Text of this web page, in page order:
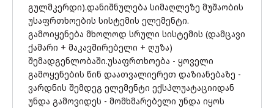
გულმკერდი).დანიშნულება სიმაღლეზე მუშაობის
უსაფრთხოების სისტემის ელემენტი.
გამოიყენება მხოლოდ სრული სისტემის (დამცავი
ქამარი + მაკავშირებელი + ღუზა)
შემადგენლობაში.უსაფრთხოება - ყოველი
გამოყენების წინ დაათვალიერეთ დაზიანებაზე -
ვარდნის შემდეგ ელემენტი ექსპლუატაციიდან
უნდა გამოვიდეს - მომხმარებელი უნდა იყოს